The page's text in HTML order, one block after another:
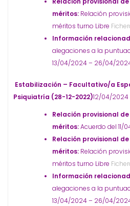
méritos: Relación
méritos turno Libre
Información
alegaciones a la
13/04/2024 – 26/04/
Estabilización – Facultativo/a
Psiquiatría (28-12-2022)12/04/2024
Relación provisional
méritos:Acuerdo del 11/
Relación provisional
méritos: Relación
méritos turno Libre
Información
alegaciones a la
13/04/2024 – 26/04/